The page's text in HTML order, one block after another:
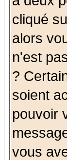
cliqué
alors
n'est
?
soient
pouvoir
vous